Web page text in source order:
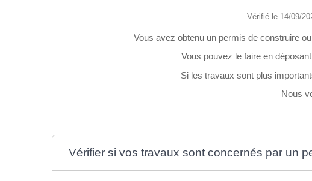
Vérifié le 14/09/
Vous avez obtenu un permis de construire
Vous pouvez le faire en
Si les travaux sont plus
Nous
Vérifier si vos travaux sont concernés par un